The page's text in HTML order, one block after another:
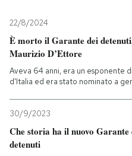
Tecnologia
Internet
Cultura
Economia
Sport
22/8/2024
È morto il Garante dei
Maurizio D’Ettore
Aveva 64 anni, era un esponente
d'Italia ed era stato nominato a
30/9/2023
Che storia ha il nuovo Garante
detenuti